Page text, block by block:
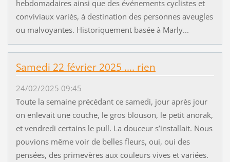
hebdomadaires ainsi que des événements cyclistes et
conviviaux variés, à destination des personnes aveugles
ou malvoyantes. Historiquement basée à Marly...
Samedi 22 février 2025 .... rien
24/02/2025 09:45
Toute la semaine précédant ce samedi, jour après jour
on enlevait une couche, le gros blouson, le petit anorak,
et vendredi certains le pull. La douceur s’installait. Nous
pouvions même voir de belles fleurs, oui, oui des
pensées, des primevères aux couleurs vives et variées.